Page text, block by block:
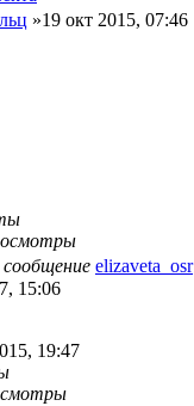
»19 окт 2015, 07:46
сообщение elizaveta_osr
15:06
19:47